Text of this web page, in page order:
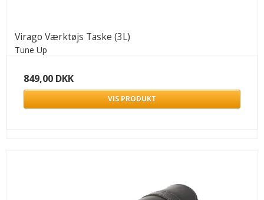
Virago Værktøjs Taske (3L)
Tune Up
849,00 DKK
VIS PRODUKT